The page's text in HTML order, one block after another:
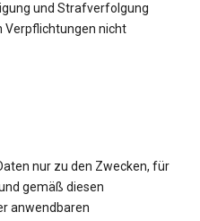
und Strafverfolgung
Verpflichtungen nicht
nur zu den Zwecken, für
gemäß diesen
anwendbaren